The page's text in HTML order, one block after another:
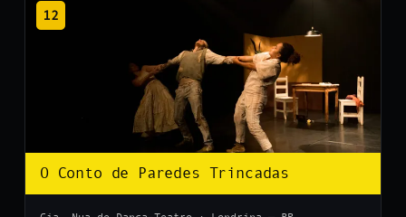
12
O Conto de Paredes Trincadas